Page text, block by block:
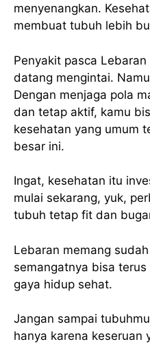
menyenangkan.
membuat tubuh lebih
Penyakit pasca
datang mengintai.
Dengan menjaga pola
dan tetap aktif, kamu
kesehatan yang umum
besar ini.
Ingat, kesehatan itu
mulai sekarang, yuk,
tubuh tetap fit dan
Lebaran memang
semangatnya bisa
gaya hidup sehat.
Jangan sampai
hanya karena keseruan